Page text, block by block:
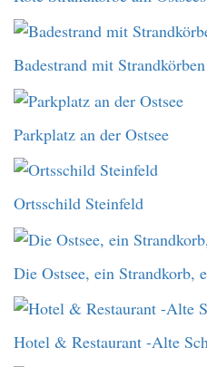
Badestrand mit
Parkplatz an der Ostsee
Ortsschild Steinfeld
Die Ostsee, ein Strandkorb,
Hotel & Restaurant -Alte